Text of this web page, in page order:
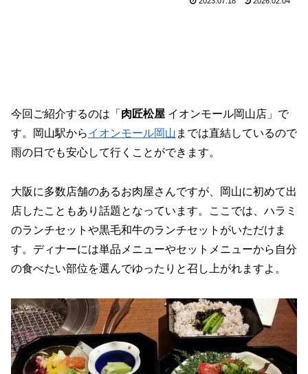
今回ご紹介するのは「 肉匠松屋 イオンモール岡山店」で
す。岡山駅からイオンモール岡山 までは直結しているので
雨の日でも安心して行くことができます。
大阪に多数店舗のあるお肉屋さんですが、岡山に初めて出
店したこともあり話題となっています。ここでは、ハラミ
のランチセットや黒毛和牛のランチセットがいただけま
す。ディナーには単品メニューやセットメニューから自分
の食べたい部位を選んでゆったりと召し上がれますよ。